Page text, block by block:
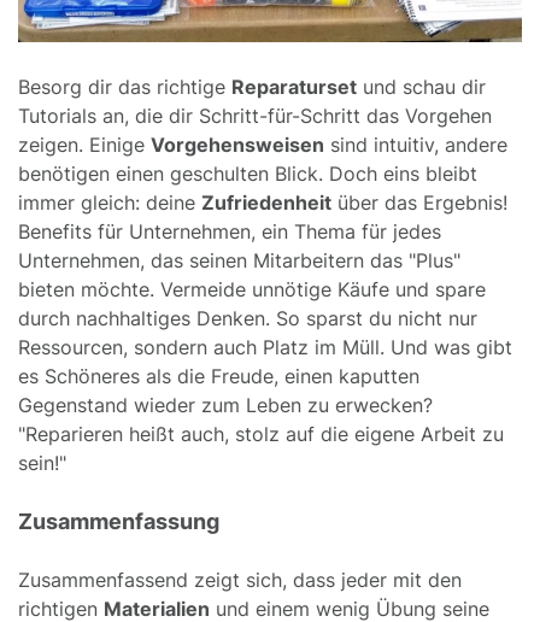
Besorg dir das richtige Reparaturset und schau dir
Tutorials an, die dir Schritt-für-Schritt das Vorgehen
zeigen. Einige Vorgehensweisen sind intuitiv, andere
benötigen einen geschulten Blick. Doch eins bleibt
immer gleich: deine Zufriedenheit über das Ergebnis!
Benefits für Unternehmen, ein Thema für jedes
Unternehmen, das seinen Mitarbeitern das "Plus"
bieten möchte. Vermeide unnötige Käufe und spare
durch nachhaltiges Denken. So sparst du nicht nur
Ressourcen, sondern auch Platz im Müll. Und was gibt
es Schöneres als die Freude, einen kaputten
Gegenstand wieder zum Leben zu erwecken?
"Reparieren heißt auch, stolz auf die eigene Arbeit zu
sein!"
Zusammenfassung
Zusammenfassend zeigt sich, dass jeder mit den
richtigen Materialien und einem wenig Übung seine